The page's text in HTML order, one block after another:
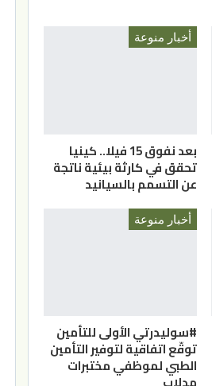
أخبار منوعة
بعد نفوق 15 فيلا.. كينيا
تحقق في كارثة بيئية ناتجة
عن التسمم بالسيانيد
أخبار منوعة
#سوليدرتي الأولى للتأمين
توقّع اتفاقية لتوفير التأمين
الطبي لموظفي مختبرات